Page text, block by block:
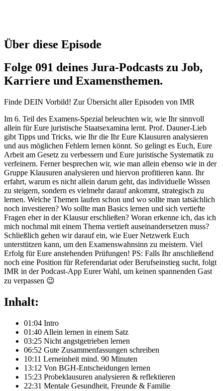
Über diese Episode
Folge 091 deines Jura-Podcasts zu Job,
Karriere und Examensthemen.
Finde DEIN Vorbild! Zur Übersicht aller Episoden von IMR
Im 6. Teil des Examens-Spezial beleuchten wir, wie Ihr sinnvoll
allein für Eure juristische Staatsexamina lernt. Prof. Dauner-Lieb
gibt Tipps und Tricks, wie Ihr die Ihr Eure Klausuren analysieren
und aus möglichen Fehlern lernen könnt. So gelingt es Euch, Eure
Arbeit am Gesetz zu verbessern und Eure juristische Systematik zu
verfeinern. Ferner besprechen wir, wie man allein ebenso wie in der
Gruppe Klausuren analysieren und hiervon profitieren kann. Ihr
erfahrt, warum es nicht allein darum geht, das individuelle Wissen
zu steigern, sondern es vielmehr darauf ankommt, strategisch zu
lernen. Welche Themen laufen schon und wo sollte man tatsächlich
noch investieren? Wo sollte man Basics lernen und sich vertiefte
Fragen eher in der Klausur erschließen? Woran erkenne ich, das ich
mich nochmal mit einem Thema vertieft auseinandersetzen muss?
Schließlich gehen wir darauf ein, wie Euer Netzwerk Euch
unterstützen kann, um den Examenswahnsinn zu meistern. Viel
Erfolg für Eure anstehenden Prüfungen! PS: Falls Ihr anschließend
noch eine Position für Referendariat oder Berufseinstieg sucht, folgt
IMR in der Podcast-App Eurer Wahl, um keinen spannenden Gast
zu verpassen 😉
Inhalt:
01:04 Intro
01:40 Allein lernen in einem Satz
03:25 Nicht angstgetrieben lernen
06:52 Gute Zusammenfassungen schreiben
10:11 Lerneinheit mind. 90 Minuten
13:12 Von BGH-Entscheidungen lernen
15:23 Probeklausuren analysieren & reflektieren
22:31 Mentale Gesundheit, Freunde & Familie